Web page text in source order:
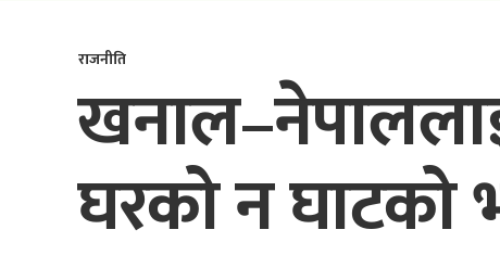
राजनीति
घरको न घाटको